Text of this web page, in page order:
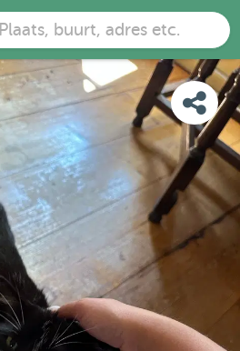
Plaats, buurt, adres etc.